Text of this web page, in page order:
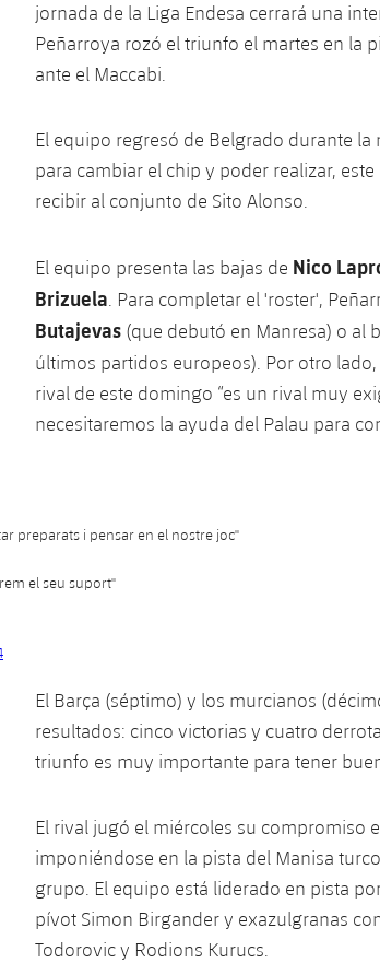
jornada de la Liga Endesa cerrará una
Peñarroya rozó el triunfo el martes en la
ante el Maccabi.
El equipo regresó de Belgrado durante
para cambiar el chip y poder realizar,
recibir al conjunto de Sito Alonso.
El equipo presenta las bajas de Nico
Brizuela. Para completar el 'roster',
Butajevas (que debutó en Manresa) o al
últimos partidos europeos). Por otro
rival de este domingo “es un rival muy
necesitaremos la ayuda del Palau para
preparats i pensar en el nostre joc"
el seu suport"
El Barça (séptimo) y los murcianos
resultados: cinco victorias y cuatro
triunfo es muy importante para tener
El rival jugó el miércoles su compromiso
imponiéndose en la pista del Manisa
grupo. El equipo está liderado en pista
pívot Simon Birgander y exazulgranas
Todorovic y Rodions Kurucs.